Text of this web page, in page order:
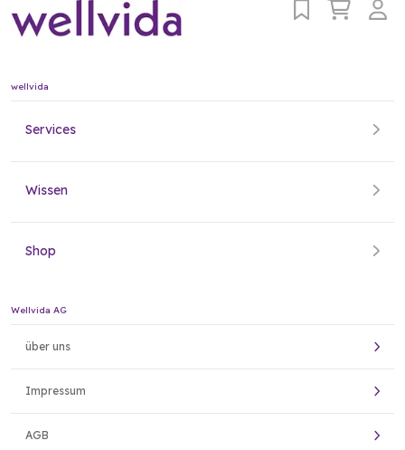
wellvida
Services
Wissen
Shop
Wellvida AG
über uns
Impressum
AGB